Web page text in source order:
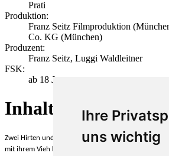
Ihre
uns wichtig
Prati
Produktion:
Franz Seitz Filmproduktion
Co. KG (München)
Produzent:
Franz Seitz, Luggi Waldleitner
FSK:
ab 18 J.
Inhalt
Zwei Hirten und ein junger Mann verbringen
mit ihrem Vieh längere Zeit auf einer